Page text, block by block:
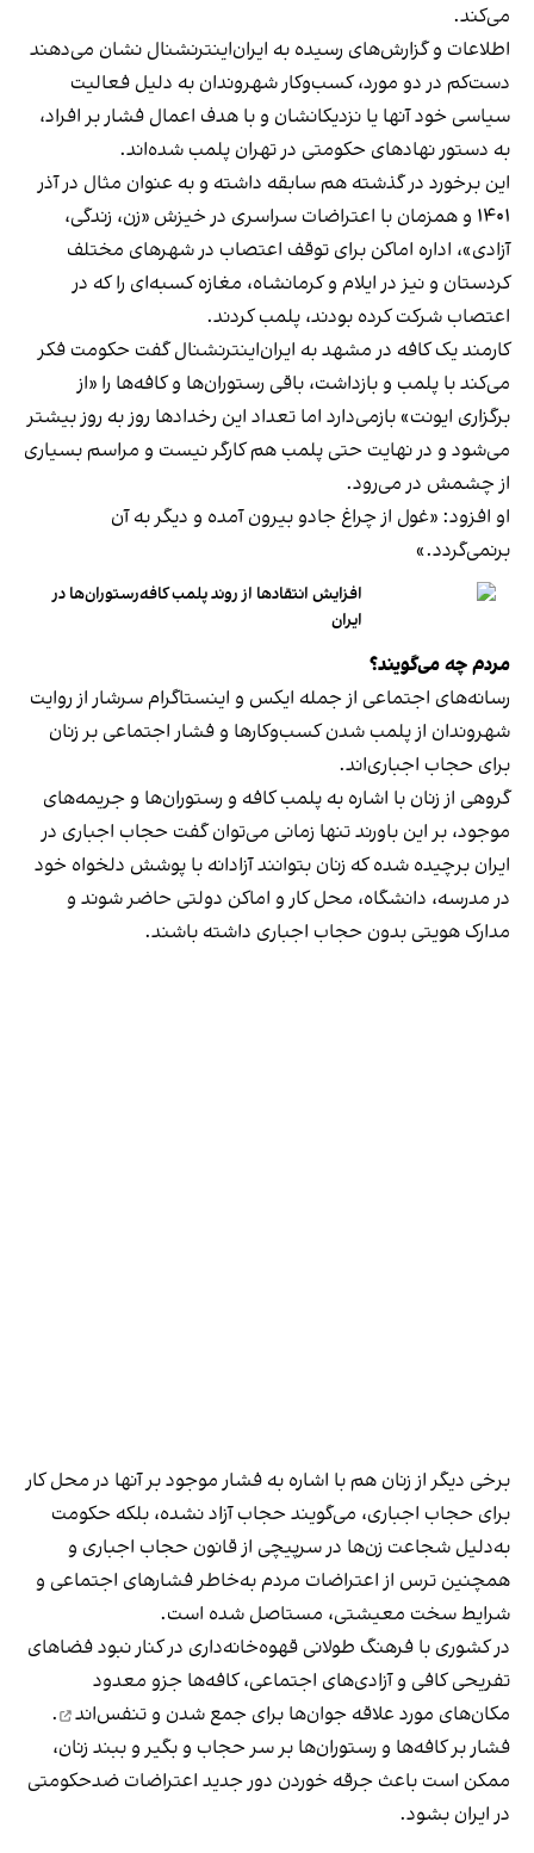
می‌کند.
اطلاعات و گزارش‌های رسیده به ایران‌اینترنشنال نشان می‌دهند
دست‌کم در دو مورد، کسب‌وکار شهروندان به دلیل فعالیت
سیاسی خود آنها یا نزدیکانشان و با هدف اعمال فشار بر افراد،
به دستور نهادهای حکومتی در تهران پلمب شده‌اند.
این برخورد در گذشته هم سابقه داشته و به عنوان مثال در آذر
۱۴۰۱ و همزمان با اعتراضات سراسری در خیزش «زن، زندگی،
آزادی»، اداره اماکن برای توقف اعتصاب در شهرهای مختلف
کردستان و نیز در ایلام و کرمانشاه، مغازه کسبه‌ای را که در
اعتصاب شرکت کرده بودند، پلمب کردند.
کارمند یک کافه در مشهد به ایران‌اینترنشنال گفت حکومت فکر
می‌کند با پلمب و بازداشت، باقی رستوران‌ها و کافه‌ها را «از
برگزاری ایونت» بازمی‌دارد اما تعداد این رخدادها روز به روز بیشتر
می‌شود و در نهایت حتی پلمب هم کارگر نیست و مراسم بسیاری
از چشمش در می‌رود.
او افزود: «غول از چراغ جادو بیرون آمده و دیگر به آن
برنمی‎‌گردد.»
افزایش انتقادها از روند پلمب کافه‌رستوران‌ها در
ایران
مردم چه می‌گویند؟
رسانه‎‌های اجتماعی از جمله ایکس و اینستاگرام سرشار از روایت
شهروندان از پلمب شدن کسب‌وکارها و فشار اجتماعی بر زنان
برای حجاب اجباری‌اند.
گروهی از زنان با اشاره به پلمب کافه و رستوران‌ها و جریمه‌های
موجود، بر این باورند تنها زمانی می‌توان گفت حجاب اجباری در
ایران برچیده شده که زنان بتوانند آزادانه با پوشش دلخواه خود
در مدرسه، دانشگاه، محل کار و اماکن دولتی حاضر شوند و
مدارک هویتی بدون حجاب اجباری داشته باشند.
برخی دیگر از زنان هم با اشاره به فشار موجود بر آنها در محل کار
برای حجاب اجباری، می‌گویند حجاب آزاد نشده، بلکه حکومت
به‌دلیل شجاعت زن‌ها در سرپیچی از قانون حجاب اجباری و
همچنین ترس از اعتراضات مردم به‌خاطر فشارهای اجتماعی و
شرایط سخت معیشتی، مستاصل شده است.
در کشوری با فرهنگ طولانی قهوه‌‌خانه‌داری در کنار نبود فضاهای
تفریحی کافی و آزادی‌های اجتماعی، کافه‌ها جزو معدود
مکان‌های مورد علاقه جوان‌ها برای جمع شدن و تنفس‌اند
.
فشار بر کافه‌ها و رستوران‌ها بر سر حجاب و بگیر و ببند زنان،
ممکن است باعث جرقه خوردن دور جدید اعتراضات ضدحکومتی
در ایران بشود.